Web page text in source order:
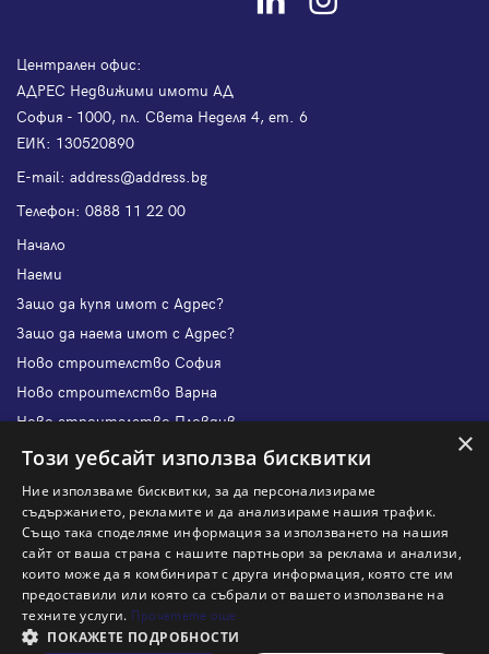
Централен офис:
АДРЕС Недвижими имоти АД
София - 1000, пл. Света Неделя 4, ет. 6
ЕИК: 130520890
Е-mail: address@address.bg
Телефон: 0888 11 22 00
Начало
Наеми
Защо да купя имот с Адрес?
Защо да наема имот с Адрес?
Ново строителство София
Ново строителство Варна
Ново строителство Пловдив
Ново строителство Бургас
Защо да отдам имот с Адрес?
Наши офиси
Кариери
Кои сме ние?
Франчайз
×
Този уебсайт използва бисквитки
Ние използваме бисквитки, за да персонализираме
съдържанието, рекламите и да анализираме нашия трафик.
Също така споделяме информация за използването на нашия
сайт от ваша страна с нашите партньори за реклама и анализи,
които може да я комбинират с друга информация, която сте им
предоставили или която са събрали от вашето използване на
техните услуги. Прочетете още
ПОКАЖЕТЕ ПОДРОБНОСТИ